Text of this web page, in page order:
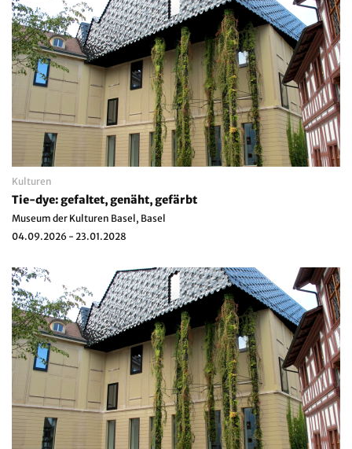
Kulturen
Tie-dye: gefaltet, genäht, gefärbt
Museum der Kulturen Basel, Basel
04.09.2026 - 23.01.2028